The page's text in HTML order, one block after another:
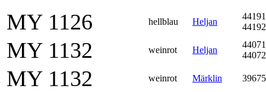
MY 1126 hellblau Heljan
44191
44192
MY 1132 weinrot Heljan
44071
44072
MY 1132 weinrot Märklin 39675